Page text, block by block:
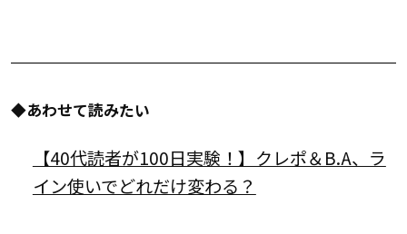
◆あわせて読みたい
【40代読者が100日実験！】クレポ＆B.A、ラ
イン使いでどれだけ変わる？